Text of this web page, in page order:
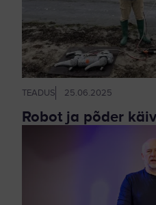
TEADUS 25.06.2025
Robot ja põder